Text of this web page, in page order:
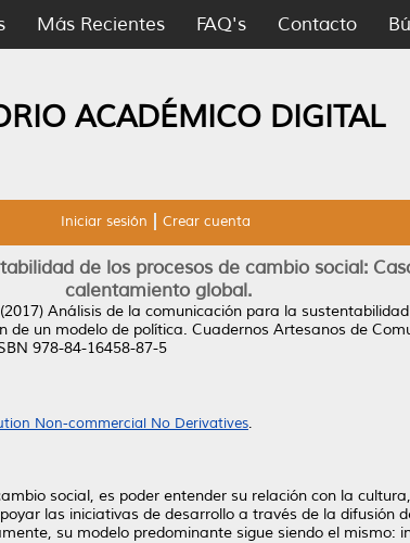
Más Recientes FAQ's Contacto
ACADÉMICO DIGITAL
Iniciar sesión Crear cuenta
de los procesos de cambio social:
calentamiento global.
(2017) Análisis de la comunicación para la
de un modelo de política. Cuadernos Artesanos de
978-84-16458-87-5
Non-commercial No Derivatives.
social, es poder entender su relación con la
las iniciativas de desarrollo a través de la difusión
su modelo predominante sigue siendo el mismo: